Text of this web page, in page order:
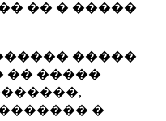
�� � �����
�����
�� �����
�